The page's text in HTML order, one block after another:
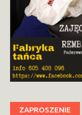
ZAPROSZENIE